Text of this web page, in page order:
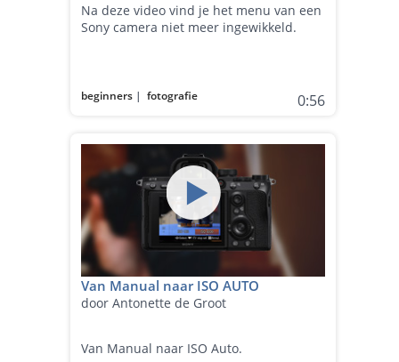
Na deze video vind je het menu van een
Sony camera niet meer ingewikkeld.
beginners |fotografie 0:56
Van Manual naar ISO AUTO
door Antonette de Groot
Van Manual naar ISO Auto.